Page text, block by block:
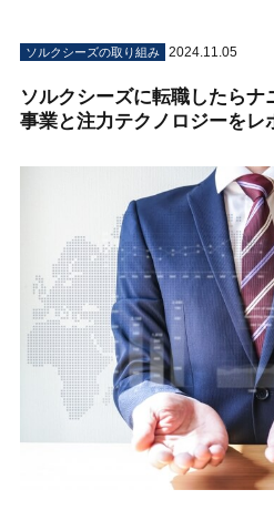
ソルクシーズの取り組み 2024.11.05
ソルクシーズに転職したら
事業と注力テクノロジーをレ